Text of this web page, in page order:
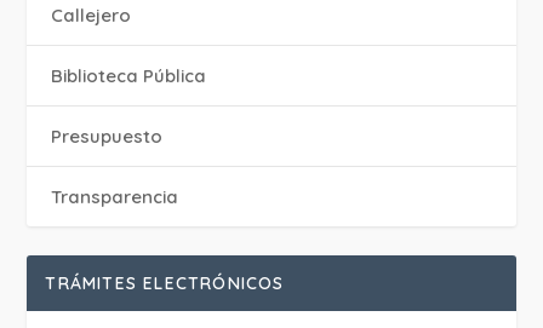
Callejero
Biblioteca Pública
Presupuesto
Transparencia
TRÁMITES ELECTRÓNICOS